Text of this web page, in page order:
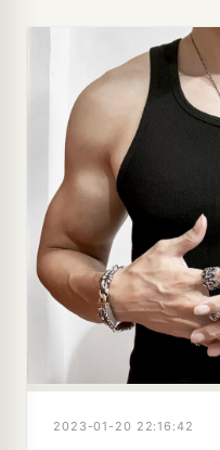
2023-01-20 22:16:42